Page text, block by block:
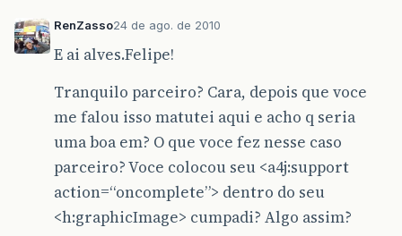
RenZasso24 de ago. de 2010
E ai alves.Felipe!
Tranquilo parceiro? Cara, depois que voce
me falou isso matutei aqui e acho q seria
uma boa em? O que voce fez nesse caso
parceiro? Voce colocou seu <a4j:support
action=“oncomplete”> dentro do seu
<h:graphicImage> cumpadi? Algo assim?